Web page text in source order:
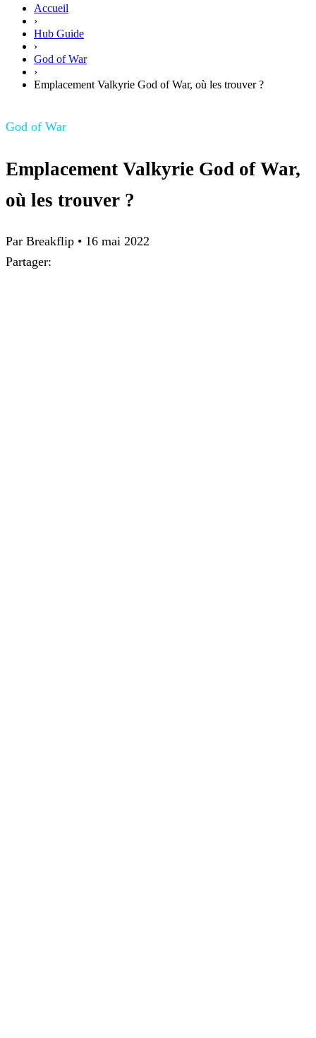
Accueil
›
Hub Guide
›
God of War
›
Emplacement Valkyrie God of War, où les trouver ?
God of War
Emplacement Valkyrie God of War,
où les trouver ?
Par Breakflip • 16 mai 2022
Partager: